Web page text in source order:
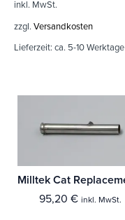
inkl. MwSt.
zzgl. Versandkosten
Lieferzeit: ca. 5-10 Werktage
95,20 € inkl. MwSt.